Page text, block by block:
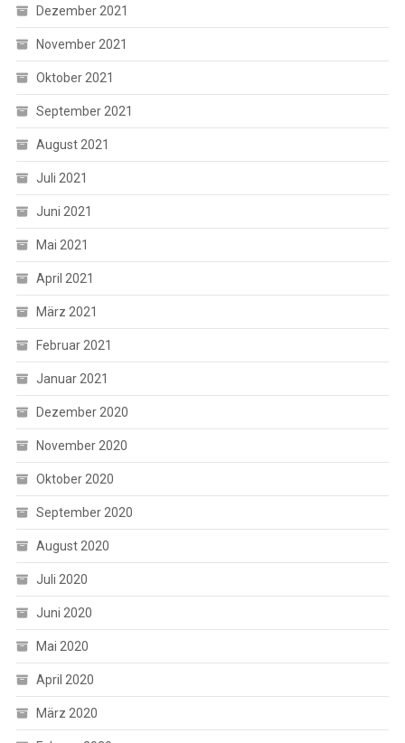
Dezember 2021
November 2021
Oktober 2021
September 2021
August 2021
Juli 2021
Juni 2021
Mai 2021
April 2021
März 2021
Februar 2021
Januar 2021
Dezember 2020
November 2020
Oktober 2020
September 2020
August 2020
Juli 2020
Juni 2020
Mai 2020
April 2020
März 2020